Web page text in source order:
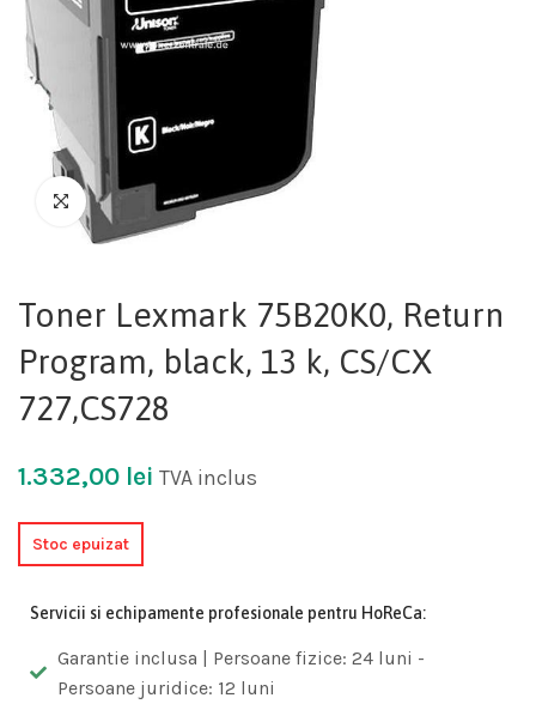
Toner Lexmark 75B20K0, Return
Program, black, 13 k, CS/CX
727,CS728
1.332,00 lei TVA inclus
Stoc epuizat
Servicii si echipamente profesionale pentru HoReCa:
Garantie inclusa | Persoane fizice: 24 luni -
Persoane juridice: 12 luni